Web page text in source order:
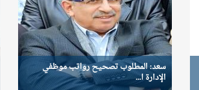
سعد: المطلوب تصحيح رواتب موظفي
الإدارة ا...